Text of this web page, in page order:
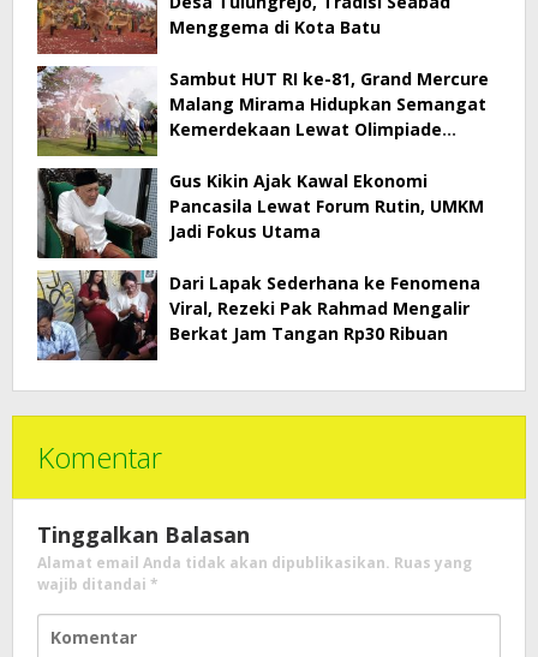
Menggema di Kota Batu
Sambut HUT RI ke-81, Grand Mercure
Malang Mirama Hidupkan Semangat
Kemerdekaan Lewat Olimpiade
Gus Kikin Ajak Kawal Ekonomi
Pancasila Lewat Forum Rutin, UMKM
Jadi Fokus Utama
Dari Lapak Sederhana ke Fenomena
Viral, Rezeki Pak Rahmad Mengalir
Berkat Jam Tangan Rp30 Ribuan
Komentar
Tinggalkan Balasan
Alamat email Anda tidak akan dipublikasikan. Ruas yang
wajib ditandai *